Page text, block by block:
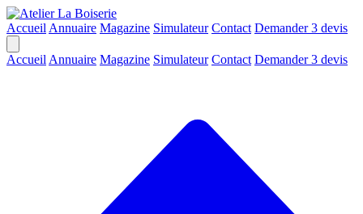
Accueil Annuaire Magazine Simulateur Contact Demander 3 devis
Accueil Annuaire Magazine Simulateur Contact Demander 3 devis